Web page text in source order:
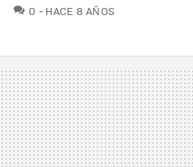
0 COMENTARIOS
HACE 8 AÑOS